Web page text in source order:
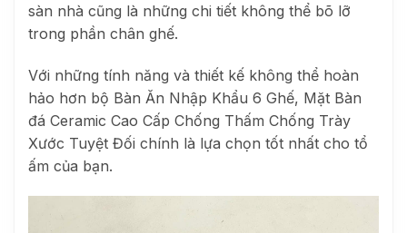
sàn nhà cũng là những chi tiết không thể bõ lỡ
trong phần chân ghế.
Với những tính năng và thiết kế không thể hoàn
hảo hơn bộ Bàn Ăn Nhập Khẩu 6 Ghế, Mặt Bàn
đá Ceramic Cao Cấp Chống Thấm Chống Trày
Xước Tuyệt Đối chính là lựa chọn tốt nhất cho tổ
ấm của bạn.